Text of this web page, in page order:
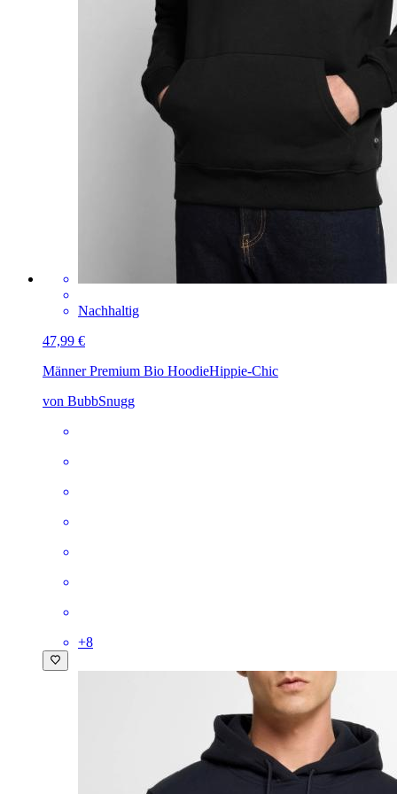
Nachhaltig
47,99 €
Männer Premium Bio HoodieHippie-Chic
von BubbSnugg
+8